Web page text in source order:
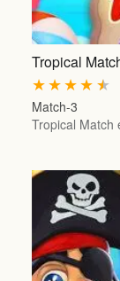
Tropical
★
★
★
★
★
Match-3
Tropical